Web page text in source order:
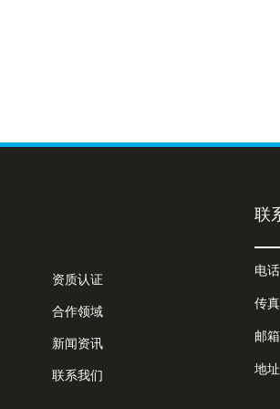
资质认证
合作领域
新闻资讯
联系我们
联
电
传
邮
地